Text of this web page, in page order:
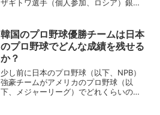
ザギトワ選手（個人参加、ロシア）銀メ
ン・オズモンド（カナダ）という結果と
なりました。ザギトワ選手は...
韓国のプロ野球優勝チームは日本
のプロ野球でどんな成績を残せる
か？
少し前に日本のプロ野球（以下、NPB）
強豪チームがアメリカのプロ野球（以
下、メジャーリーグ）でどれくらいの成